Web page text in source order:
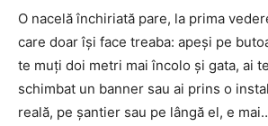
O nacelă închiriată pare, la prima
care doar își face treaba: apeși pe
te muți doi metri mai încolo și gata, ai
schimbat un banner sau ai prins o
reală, pe șantier sau pe lângă el, e